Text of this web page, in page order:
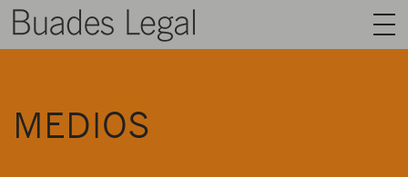
MEDIOS